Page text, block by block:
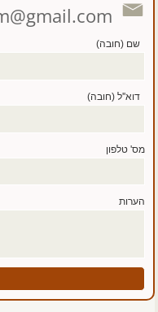
שם (חובה)
דוא''ל (חובה)
מס' טלפון
הערות